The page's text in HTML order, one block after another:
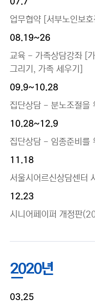
업무협약 [서부노인보호
08.19~26
교육 - 가족상담강좌 [
그리기, 가족 세우기]
09.9~10.28
집단상담 - 분노조절을
10.28~12.9
집단상담 - 임종준비를
11.18
서울시어르신상담센터
12.23
시니어페이퍼 개정판
2020년
03.25